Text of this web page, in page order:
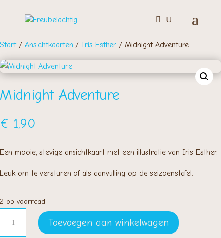
Start / Ansichtkaarten / Iris Esther / Midnight Adventure
Midnight Adventure
€ 1,90
Een mooie, stevige ansichtkaart met een illustratie van Iris Esther.
Leuk om te versturen of als aanvulling op de seizoenstafel.
2 op voorraad
Adventure
Toevoegen aan winkelwagen